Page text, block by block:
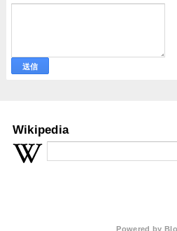
Wikipedia
Powered by